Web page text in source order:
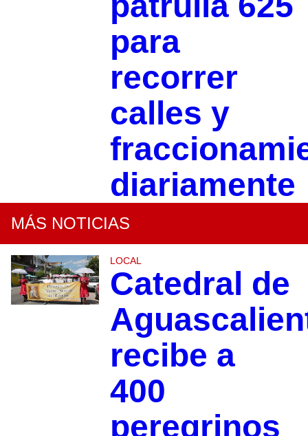
para
recorrer
calles y
diariamente
MÁS NOTICIAS
LOCAL
Catedral de
recibe a
400
peregrinos